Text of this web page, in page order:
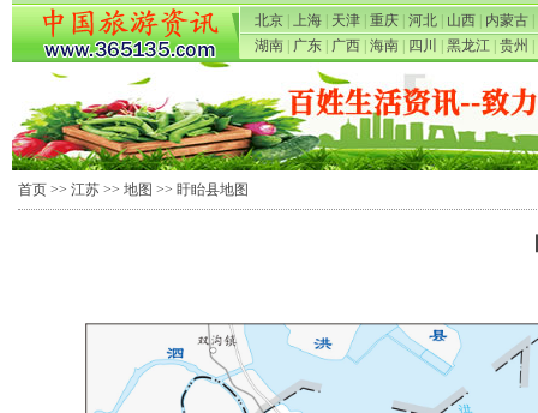
北京 上海 天津 重庆 河北 山西 内蒙古
湖南
广东 广西 海南 四川 黑龙江 贵州
首页 >> 江苏 >> 地图 >> 盱眙县地图